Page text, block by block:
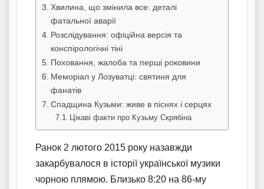
Хвилина, що змінила все: деталі
фатальної аварії
Розслідування: офіційна версія та
конспірологічні тіні
Поховання, жалоба та перші роковини
Меморіал у Лозуватці: святиня для
фанатів
Спадщина Кузьми: живе в піснях і серцях
Цікаві факти про Кузьму Скрябіна
Ранок 2 лютого 2015 року назавжди
закарбувалося в історії української музики
чорною плямою. Близько 8:20 на 86-му